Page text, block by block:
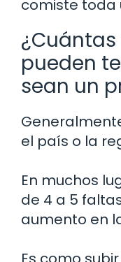
comiste toda
pueden
sean un
el país o la
En muchos
de 4 a 5
aumento en